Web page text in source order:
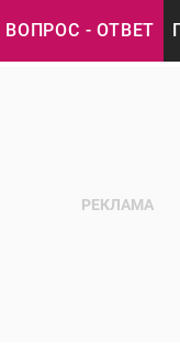
ВОПРОС - ОТВЕТ